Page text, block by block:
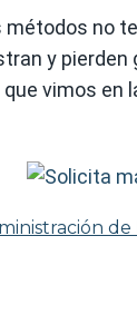
no
y
vimos en
de